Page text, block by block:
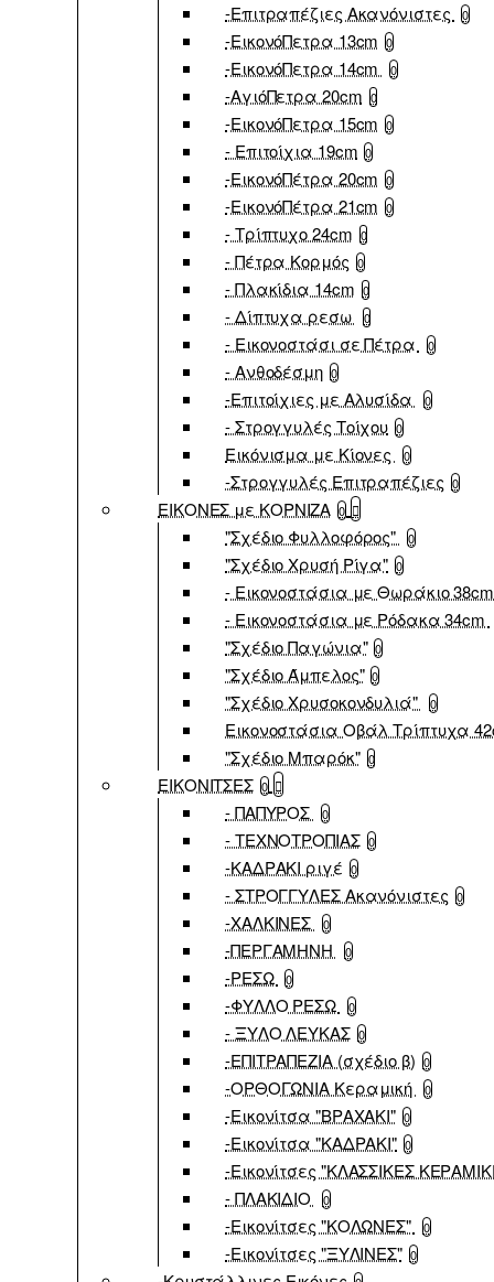
-Επιτραπέζιες Ακανόνιστες 0
-ΕικονόΠετρα 13cm 0
-ΕικονόΠετρα 14cm 0
-ΑγιόΠετρα 20cm 0
-ΕικονόΠετρα 15cm 0
- Επιτοίχια 19cm 0
-ΕικονόΠέτρα 20cm 0
-ΕικονόΠέτρα 21cm 0
- Τρίπτυχο 24cm 0
- Πέτρα Κορμός 0
- Πλακίδια 14cm 0
- Δίπτυχα ρεσω 0
- Εικονοστάσι σε Πέτρα 0
- Ανθοδέσμη 0
-Επιτοίχιες με Αλυσίδα 0
- Στρογγυλές Τοίχου 0
Εικόνισμα με Κίονες 0
-Στρογγυλές Επιτραπέζιες 0
ΕΙΚΟΝΕΣ με ΚΟΡΝΙΖΑ 0
"Σχέδιο Φυλλοφόρος" 0
"Σχέδιο Χρυσή Ρίγα" 0
- Εικονοστάσια με Θωράκιο
- Εικονοστάσια με Ρόδακα 34cm
"Σχέδιο Παγώνια" 0
"Σχέδιο Άμπελος" 0
"Σχέδιο Χρυσοκονδυλιά" 0
Εικονοστάσια Οβάλ Τρίπτυχα
"Σχέδιο Μπαρόκ" 0
ΕΙΚΟΝΙΤΣΕΣ 0
- ΠΑΠΥΡΟΣ 0
- ΤΕΧΝΟΤΡΟΠΙΑΣ 0
-ΚΑΔΡΑΚΙ ριγέ 0
- ΣΤΡΟΓΓΥΛΕΣ Ακανόνιστες 0
-ΧΑΛΚΙΝΕΣ 0
-ΠΕΡΓΑΜΗΝΗ 0
-ΡΕΣΩ 0
-ΦΥΛΛΟ ΡΕΣΩ 0
- ΞΥΛΟ ΛΕΥΚΑΣ 0
-ΕΠΙΤΡΑΠΕΖΙΑ (σχέδιο β) 0
-ΟΡΘΟΓΩΝΙΑ Κεραμική 0
-Εικονίτσα "ΒΡΑΧΑΚΙ" 0
-Εικονίτσα "ΚΑΔΡΑΚΙ" 0
-Εικονίτσες "ΚΛΑΣΣΙΚΕΣ
- ΠΛΑΚΙΔΙΟ
0
-Εικονίτσες "ΚΟΛΩΝΕΣ" 0
-Εικονίτσες "ΞΥΛΙΝΕΣ" 0